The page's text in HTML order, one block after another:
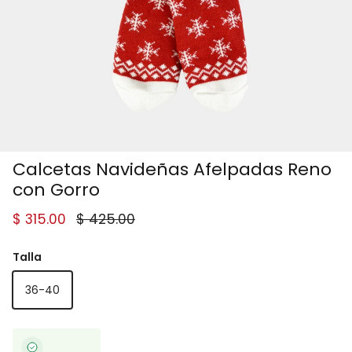
Calcetas Navideñas Afelpadas Reno
con Gorro
Precio de venta
$ 315.00 Precio normal
$ 425.00
Talla
36-40